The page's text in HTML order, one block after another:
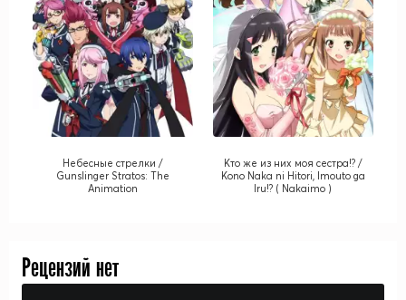
Небесные стрелки /
Gunslinger Stratos: The
Animation
Кто же из них моя сестра!? /
Kono Naka ni Hitori, Imouto ga
Iru!? ( Nakaimo )
Рецензий нет